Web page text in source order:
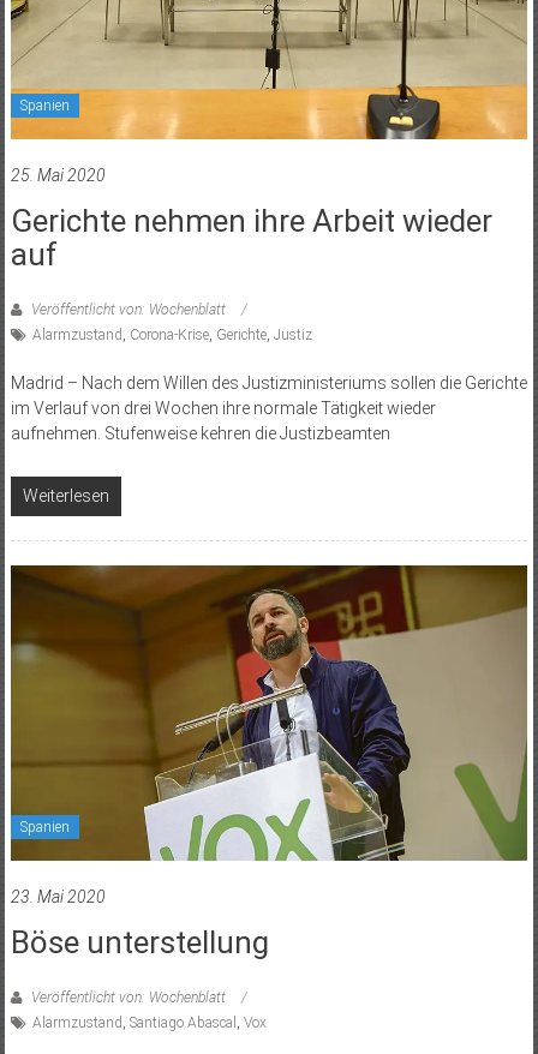
Spanien
25. Mai 2020
Gerichte nehmen ihre Arbeit wieder
auf
Veröffentlicht von: Wochenblatt
Alarmzustand , Corona-Krise, Gerichte, Justiz
Madrid – Nach dem Willen des Justizministeriums sollen die Gerichte
im Verlauf von drei Wochen ihre normale Tätigkeit wieder
aufnehmen. Stufenweise kehren die Justizbeamten
Weiterlesen
Spanien
23. Mai 2020
Böse unterstellung
Veröffentlicht von: Wochenblatt
Alarmzustand Santiago Abascal Vox